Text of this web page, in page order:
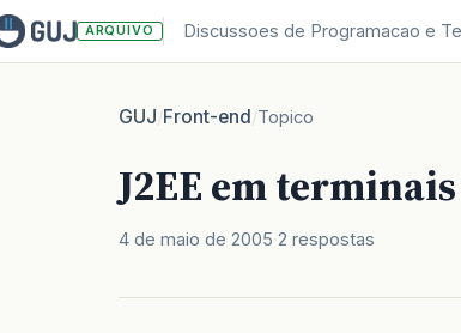
ARQUIVO Discussoes de Programacao e
GUJ/Front-end/Topico
J2EE em terminais
4 de maio de 2005 2 respostas